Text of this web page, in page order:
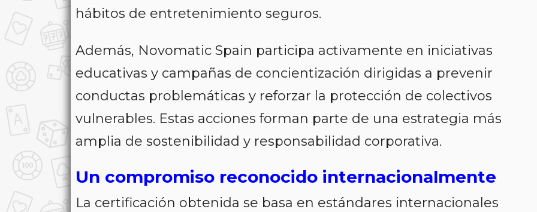
hábitos de entretenimiento seguros.
Además, Novomatic Spain participa activamente en iniciativas
educativas y campañas de concientización dirigidas a prevenir
conductas problemáticas y reforzar la protección de colectivos
vulnerables. Estas acciones forman parte de una estrategia más
amplia de sostenibilidad y responsabilidad corporativa.
Un compromiso reconocido internacionalmente
La certificación obtenida se basa en estándares internacionales